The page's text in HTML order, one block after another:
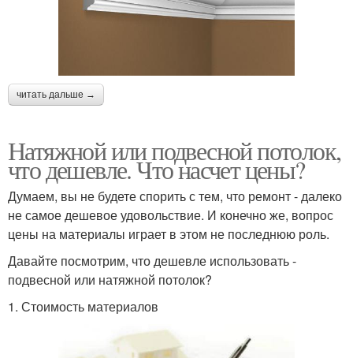
читать дальше →
Натяжной или подвесной потолок,
что дешевле. Что насчет цены?
Думаем, вы не будете спорить с тем, что ремонт - далеко
не самое дешевое удовольствие. И конечно же, вопрос
цены на материалы играет в этом не последнюю роль.
Давайте посмотрим, что дешевле использовать -
подвесной или натяжной потолок?
1. Стоимость материалов